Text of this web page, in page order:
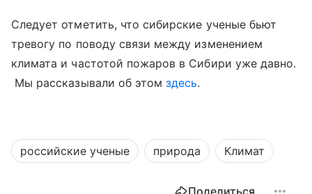
Следует отметить, что сибирские ученые бьют
тревогу по поводу связи между изменением
климата и частотой пожаров в Сибири уже давно.
Мы рассказывали об этомздесь.
российские ученые природа Климат